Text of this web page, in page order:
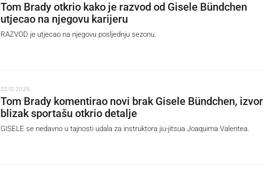
Tom Brady otkrio kako je razvod od Gisele Bündchen
utjecao na njegovu karijeru
RAZVOD je utjecao na njegovu posljednju sezonu.
22.12.2025.
Tom Brady komentirao novi brak Gisele Bündchen, izvor
blizak sportašu otkrio detalje
GISELE se nedavno u tajnosti udala za instruktora jiu-jitsua Joaquima Valentea.